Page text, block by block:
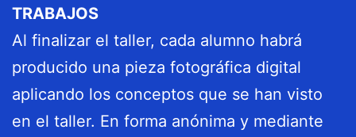
TRABAJOS
Al finalizar el taller, cada alumno habrá
producido una pieza fotográfica digital
aplicando los conceptos que se han visto
en el taller. En forma anónima y mediante